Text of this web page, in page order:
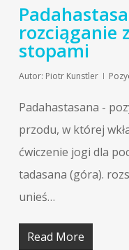
rozciąganie
stopami
Autor: Piotr Kunstler
Padahastasana -
przodu, w której
ćwiczenie jogi dla
tadasana (góra).
unieś…
Read More